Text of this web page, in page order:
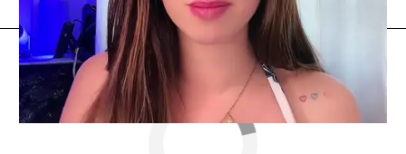
Flooxer Now » Muy Fan